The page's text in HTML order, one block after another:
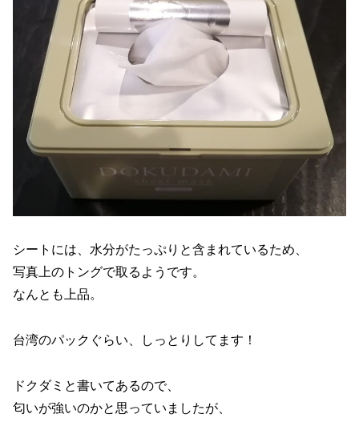
シートには、水分がたっぷりと含まれているため、
写真上のトングで取るようです。
なんとも上品。
台湾のパックぐらい、しっとりしてます！
ドクダミと書いてあるので、
匂いが強いのかと思っていましたが、